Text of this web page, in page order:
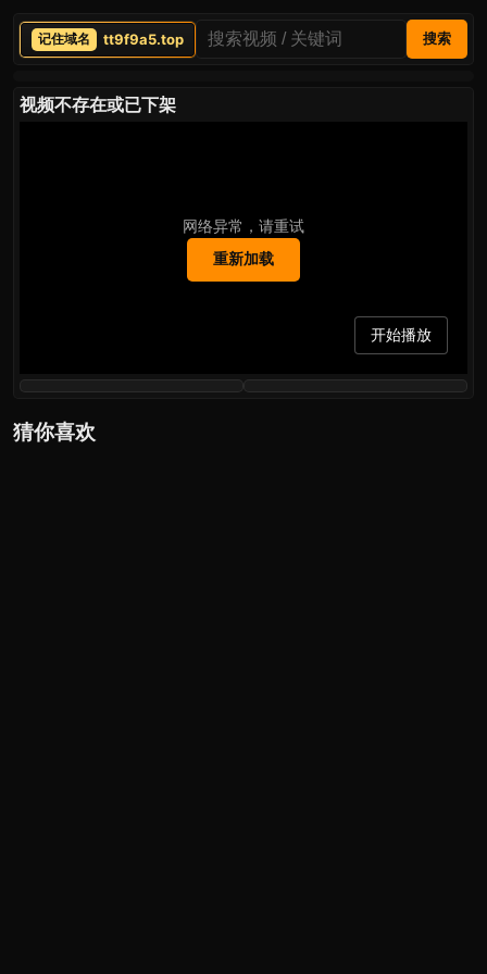
tt9f9a5.top 搜索
视频不存在或已下架
网络异常，请重试
重新加载
开始播放
猜你喜欢